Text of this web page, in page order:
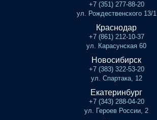
+7 (351) 277-88-20
ул. Рождественского 13/1
Краснодар
+7 (861) 212-10-37
ул. Карасунская 60
Новосибирск
+7 (383) 322-53-20
ул. Спартака, 12
Екатеринбург
+7 (343) 288-04-20
ул. Героев России, 2